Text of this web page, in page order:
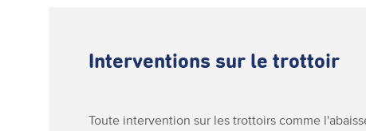
Interventions sur le trottoir
Toute intervention sur les trottoirs comme